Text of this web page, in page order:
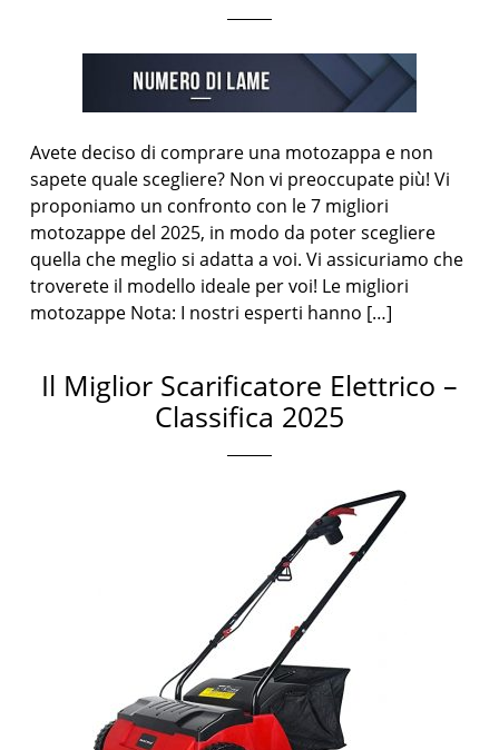
Avete deciso di comprare una motozappa e non
sapete quale scegliere? Non vi preoccupate più! Vi
proponiamo un confronto con le 7 migliori
motozappe del 2025, in modo da poter scegliere
quella che meglio si adatta a voi. Vi assicuriamo che
troverete il modello ideale per voi! Le migliori
motozappe Nota: I nostri esperti hanno […]
Il Miglior Scarificatore Elettrico –
Classifica 2025